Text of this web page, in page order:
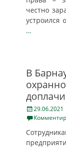
честно
устроился
…
В
Posted
on
29.06.2021